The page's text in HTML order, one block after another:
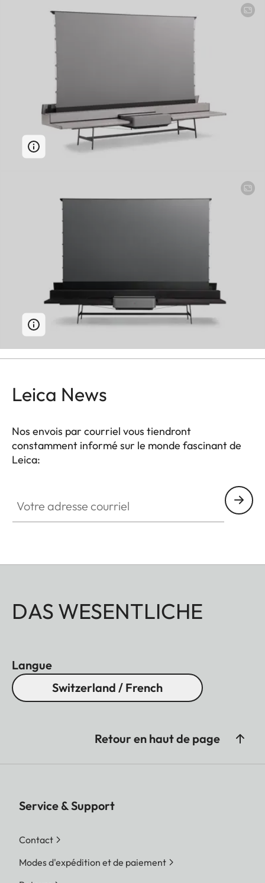
Leica News
Nos envois par courriel vous tiendront
constamment informé sur le monde fascinant de
Leica:
DAS WESENTLICHE
Langue
Switzerland / French
Retour en haut de page
Service & Support
Contact
Modes d'expédition et de paiement